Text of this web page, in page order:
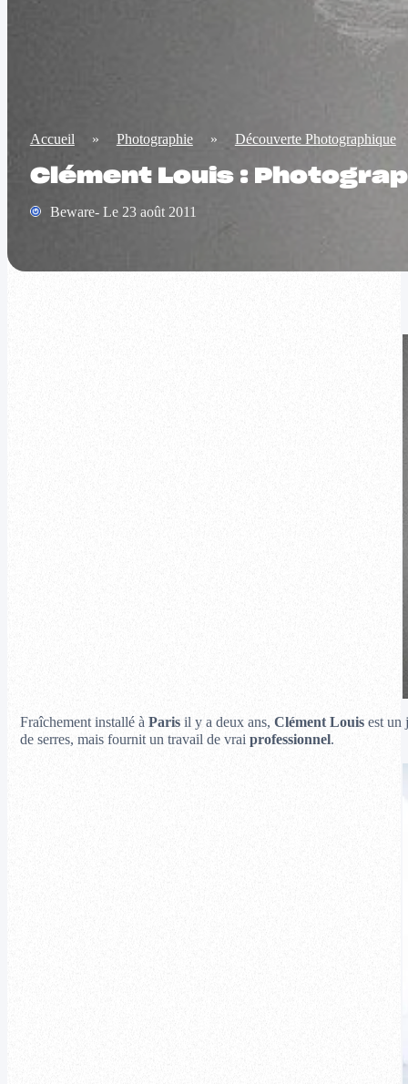
Accueil » Photographie » Découverte Photographique
Clément Louis :
Beware- Le 23 août 2011
Fraîchement installé àParisil y a deux ans, Clément Louisest un
de serres, mais fournit un travail de vrai professionnel.